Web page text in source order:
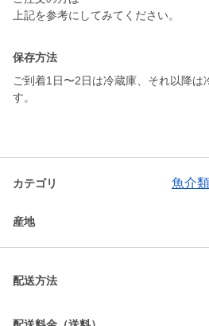
上記を参考にしてみてください。
保存方法
ご到着1日〜2日は冷蔵庫、それ以降は
す。
カテゴリ 魚介類
産地
配送方法